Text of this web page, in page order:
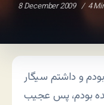
8 December 2009 4
و داشتم سیگار
بودم، پس عجیب